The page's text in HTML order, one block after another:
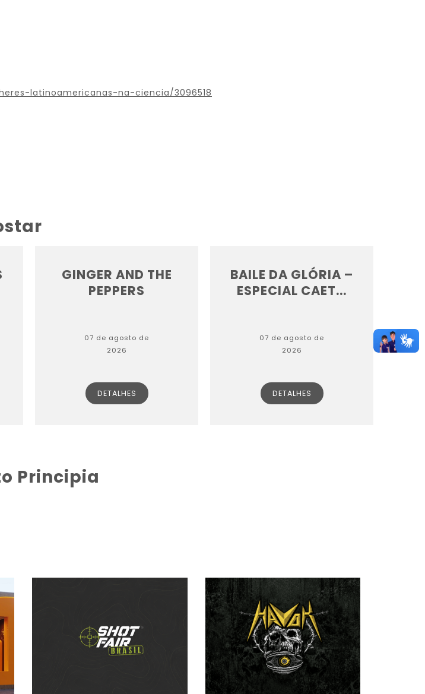
latinoamericanas-na-ciencia/3096518
GINGER AND THE
PEPPERS
07 de agosto de
2026
DETALHES
BAILE DA GLÓRIA –
ESPECIAL CAET...
07 de agosto de
2026
DETALHES
Principia